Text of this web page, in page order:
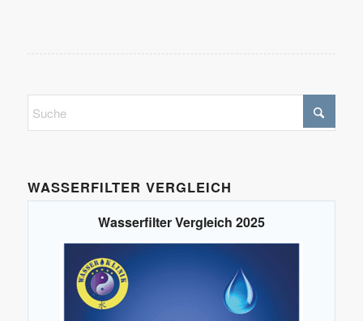
WASSERFILTER VERGLEICH
Wasserfilter Vergleich 2025